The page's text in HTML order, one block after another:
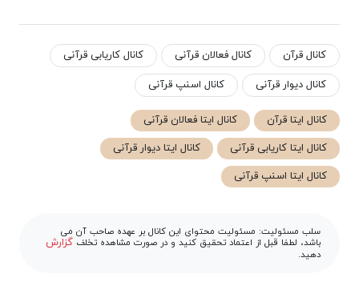
کانال قرآن کانال فعالان قرآنی کانال کاریابی قرآنی
کانال دیوار قرآنی کانال اسنپ قرآنی
کانال ایتا قرآن
کانال ایتا فعالان قرآنی
کانال ایتا کاریابی قرآنی
کانال ایتا دیوار قرآنی
کانال ایتا اسنپ قرآنی
سلب مسئولیت: مسئولیت محتوای این کانال بر عهده صاحب آن می
باشد، لطفا قبل از اعتماد تحقیق کنید و در صورت مشاهده تخلف گزارش
دهید.